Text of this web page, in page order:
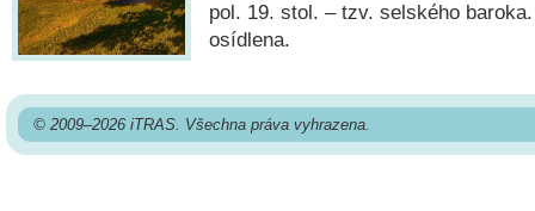
pol. 19. stol. – tzv. selského
osídlena.
© 2009–2026 iTRAS. Všechna práva vyhrazena.